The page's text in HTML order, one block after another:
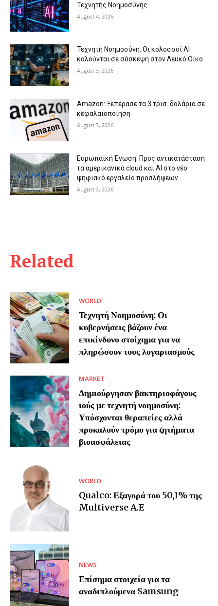
Related
WORLD
Τεχνητή Νοημοσύνη: Οι
κυβερνήσεις βάζουν ένα
επικίνδυνο στοίχημα για να
πληρώσουν τους λογαριασμούς
MARKET
Δημιούργησαν βακτηριοφάγους
ιούς με τεχνητή νοημοσύνη:
Υπόσχονται θεραπείες αλλά
προκαλούν τρόμο για ζητήματα
βιοασφάλειας
WORLD
Qualco: Εξαγορά του 50,1% της
Multiverse A.E
NEWS
Επίσημα στοιχεία για τα
αναδιπλούμενα Samsung
Τεχνητής Νοημοσύνης
August 4, 2026
Τεχνητή Νοημοσύνη: Οι κολοσσοί ΑΙ
καλούνται σε σύσκεψη στον Λευκό Οίκο
August 3, 2026
Amazon: Ξεπέρασε τα 3 τρισ. δολάρια σε
κεφαλαιοποίηση
August 3, 2026
Ευρωπαϊκή Ένωση: Προς αντικατάσταση
τα αμερικανικά cloud και AI στο νέο
ψηφιακό εργαλείο προσλήψεων
August 3, 2026